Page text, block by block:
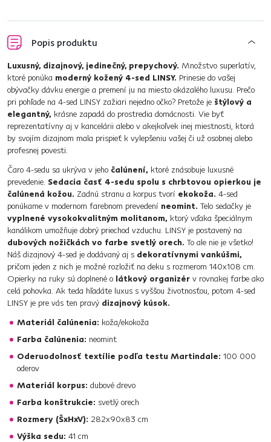
Popis produktu
Luxusný, dizajnový, jedinečný, prepychový. Množstvo superlatív,
ktoré ponúka moderný kožený 4-sed LINSY. Prinesie do vašej
obývačky dávku energie a premení ju na miesto okázalého luxusu. Prečo
pri pohľade na 4-sed LINSY zažiari nejedno očko? Pretože je štýlový a
elegantný, krásne zapadá do prostredia domácnosti. Vie byť
reprezentatívny aj v kancelárii alebo v akejkoľvek inej miestnosti, ktorá
by svojím dizajnom mala prispieť k vylepšeniu vašej či už osobnej alebo
profesnej povesti.
Čaro 4-sedu sa ukrýva v jeho čalúnení, ktoré znásobuje luxusné
prevedenie. Sedacia časť 4-sedu spolu s chrbtovou opierkou je
čalúnená kožou. Zadnú stranu a korpus tvorí ekokoža. 4-sed
ponúkame v modernom farebnom prevedení neomint. Telo sedačky je
vyplnené vysokokvalitným molitanom, ktorý vďaka špeciálnym
kanálikom umožňuje dobrý priechod vzduchu. LINSY je postavený na
dubových nožičkách vo farbe svetlý orech. To ale nie je všetko!
Náš dizajnový 4-sed je dodávaný aj s dekoratívnymi vankúšmi,
pričom jeden z nich je možné rozložiť na deku s rozmerom 140x108 cm.
Opierky na ruky sú doplnené o látkový organizér v rovnakej farbe ako
celá pohovka. Ak teda hľadáte luxus s vyššou životnosťou, potom 4-sed
LINSY je pre vás ten pravý dizajnový kúsok.
Materiál čalúnenia: koža/ekokoža
Farba čalúnenia: neomint
Oderuodolnosť textílie podľa testu Martindale: 100 000
oderov
Materiál korpus: dubové drevo
Farba konštrukcie: svetlý orech
Rozmery (ŠxHxV): 282x90x83 cm
Výška sedu: 41 cm